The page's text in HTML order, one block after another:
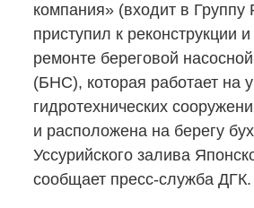
компания» (входит в Группу
приступил к реконструкции
ремонте береговой
(БНС), которая работает на
гидротехнических
и расположена на берегу
Уссурийского залива
сообщает пресс-служба ДГК.